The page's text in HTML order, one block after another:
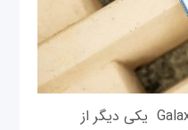
گوشی سامسونگ Galaxy M11 یکی دیگر از